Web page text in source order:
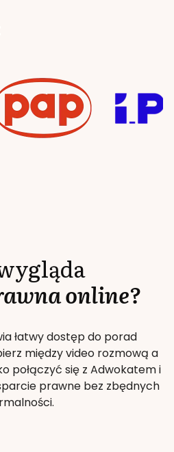
online?
łatwy dostęp do porad
między video rozmową a
połączyć się z Adwokatem i
prawne bez zbędnych